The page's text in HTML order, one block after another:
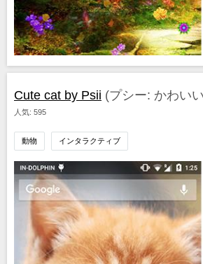
Cute cat by Psii (プシー: かわい
人気: 595
動物 インタラクティブ